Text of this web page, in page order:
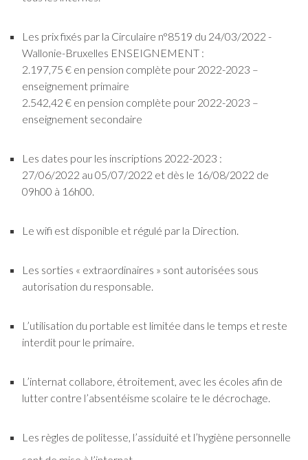
Les prix fixés par la Circulaire n°8519 du 24/03/2022 -
Wallonie-Bruxelles ENSEIGNEMENT :
2.197,75 € en pension complète pour 2022-2023 –
enseignement primaire
2.542,42 € en pension complète pour 2022-2023 –
enseignement secondaire
Les dates pour les inscriptions 2022-2023 :
27/06/2022 au 05/07/2022 et dès le 16/08/2022 de
09h00 à 16h00.
Le wifi est disponible et régulé par la Direction.
Les sorties « extraordinaires » sont autorisées sous
autorisation du responsable.
L’utilisation du portable est limitée dans le temps et reste
interdit pour le primaire.
L’internat collabore, étroitement, avec les écoles afin de
lutter contre l’absentéisme scolaire te le décrochage.
Les règles de politesse, l’assiduité et l’hygiène personnelle